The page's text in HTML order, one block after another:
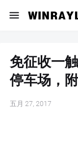
免征收一
停车场，
五月 27, 2017